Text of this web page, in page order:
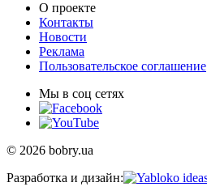
О проекте
Контакты
Новости
Реклама
Пользовательское соглашение
Мы в соц сетях
© 2026 bobry.ua
Разработка и дизайн: